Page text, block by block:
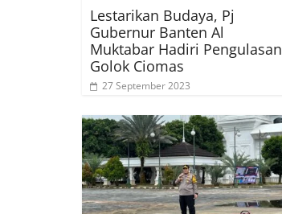
Lestarikan Budaya, Pj
Gubernur Banten Al
Muktabar Hadiri Pengulasan
Golok Ciomas
27 September 2023